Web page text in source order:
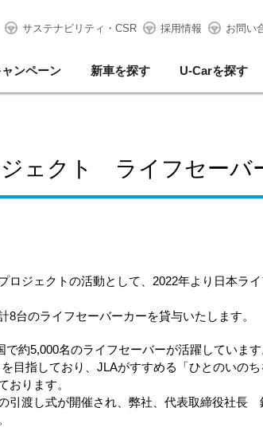
サステナビリティ・CSR 採用情報 お問い
ャンペーン 新車を探す U-Carを探す
ェクト ライフセーバ
ロジェクトの活動として、 2022年より日本ライ
台のライフセーバーカーを貸与いたします。
で約5,000名のライフセーバーが活躍しています
目指しており、 JLAがすすめる「ひとのいの
おります。
引渡し式が開催され、弊社、代表取締役社長